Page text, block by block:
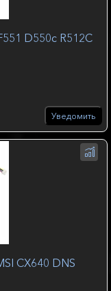
D550c R512C
Уведомить
CX640 DNS